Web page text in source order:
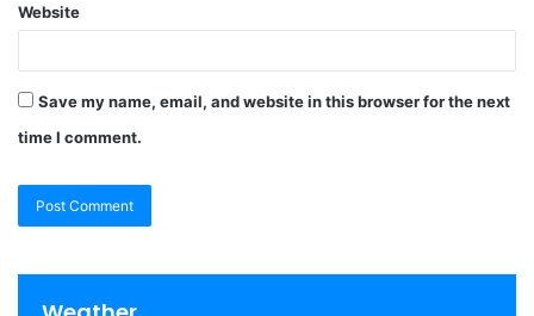
Website
Save my name, email, and website in this browser for the next
time I comment.